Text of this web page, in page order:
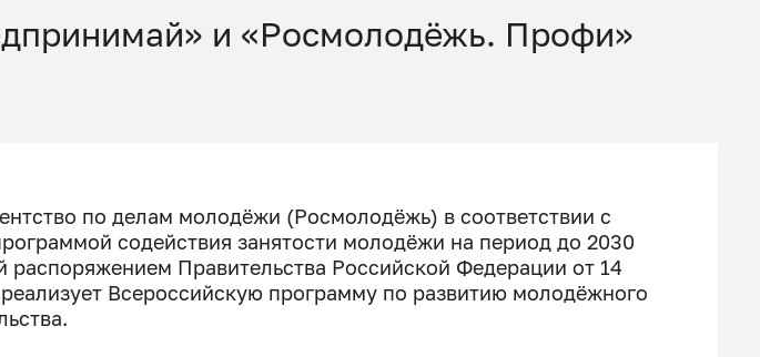
и «Росмолодёжь. Профи»
по делам молодёжи (Росмолодёжь) в соответствии с
содействия занятости молодёжи на период до 2030
распоряжением Правительства Российской Федерации от 14
реализует Всероссийскую программу по развитию молодёжного